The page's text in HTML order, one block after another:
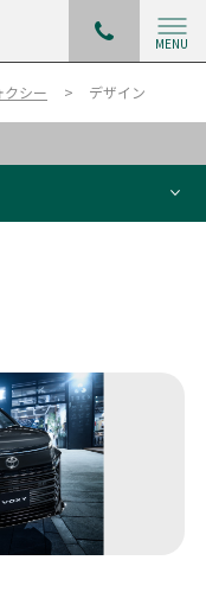
MENU
クシー デザイン